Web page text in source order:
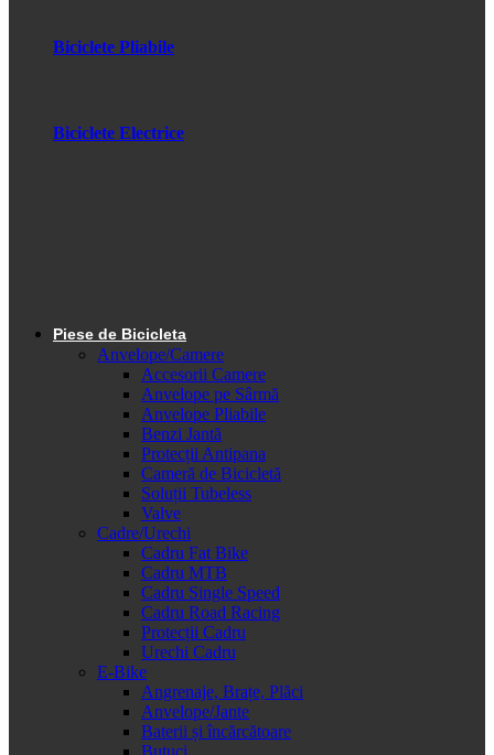
Biciclete Pliabile
Biciclete Electrice
Piese de Bicicleta
Anvelope/Camere
Accesorii Camere
Anvelope pe Sârmă
Anvelope Pliabile
Benzi Jantă
Protecții Antipana
Cameră de Bicicletă
Soluții Tubeless
Valve
Cadre/Urechi
Cadru Fat Bike
Cadru MTB
Cadru Single Speed
Cadru Road Racing
Protecții Cadru
Urechi Cadru
E-Bike
Angrenaje, Brațe, Plăci
Anvelope/Jante
Baterii și încărcătoare
Butuci